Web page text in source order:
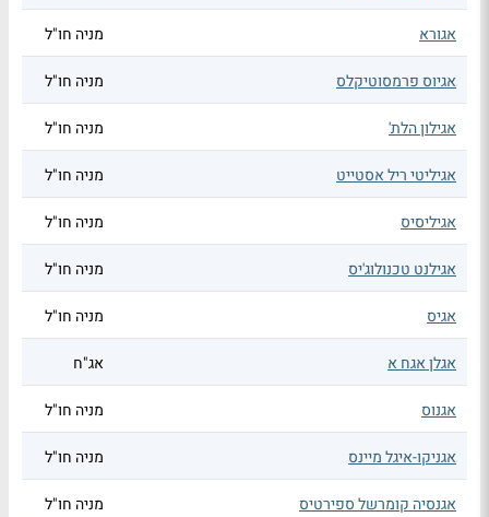
אגורא מניה חו"ל
אגיוס פרמסוטיקלס מניה חו"ל
אגילון הלת' מניה חו"ל
אגיליטי ריל אסטייט מניה חו"ל
אגיליסיס מניה חו"ל
אגילנט טכנולוג'יס מניה חו"ל
אגיס מניה חו"ל
אגלן אגח א אג"ח
אגנוס מניה חו"ל
אגניקו-איגל מיינס מניה חו"ל
אגנסיה קומרשל ספירטיס מניה חו"ל